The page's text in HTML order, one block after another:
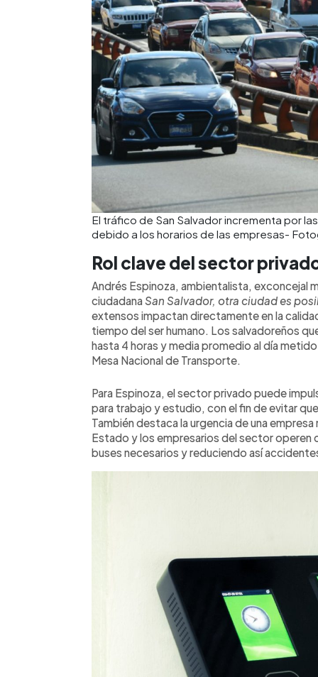
El tráfico de San Salvador incrementa por
debido a los horarios de las empresas-
Rol clave del sector
Andrés Espinoza, ambientalista, exconcejal
ciudadanaSan Salvador, otra ciudad es
extensos impactan directamente en la
tiempo del ser humano. Los salvadoreños
hasta 4 horas y media promedio al día
Mesa Nacional de Transporte.
Para Espinoza, el sector privado puede
para trabajo y estudio, con el fin de evitar
También destaca la urgencia de una
Estado y los empresarios del sector operen
buses necesarios y reduciendo así